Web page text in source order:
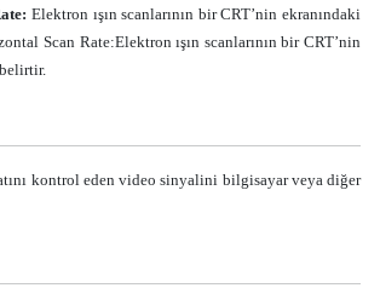
Elektron ışın scanlarının bir CRT’nin ekranındaki
Scan Rate:Elektron ışın scanlarının bir CRT’nin
belirtir.
kontrol eden video sinyalini bilgisayar veya diğer